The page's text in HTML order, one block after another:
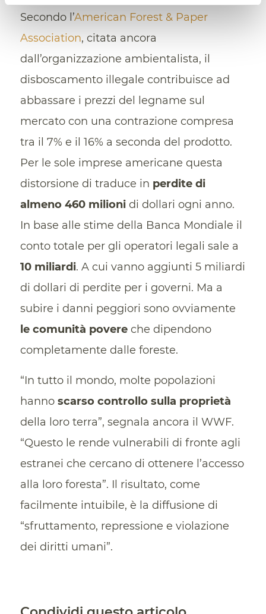
Secondo l’American Forest & Paper
Association, citata ancora
dall’organizzazione ambientalista, il
disboscamento illegale contribuisce ad
abbassare i prezzi del legname sul
mercato con una contrazione compresa
tra il 7% e il 16% a seconda del prodotto.
Per le sole imprese americane questa
distorsione di traduce in perdite di
almeno 460 milionidi dollari ogni anno.
In base alle stime della Banca Mondiale il
conto totale per gli operatori legali sale a
10 miliardi. A cui vanno aggiunti 5 miliardi
di dollari di perdite per i governi. Ma a
subire i danni peggiori sono ovviamente
le comunità povereche dipendono
completamente dalle foreste.
“In tutto il mondo, molte popolazioni
hannoscarso controllo sulla proprietà
della loro terra”, segnala ancora il WWF.
“Questo le rende vulnerabili di fronte agli
estranei che cercano di ottenere l’accesso
alla loro foresta”. Il risultato, come
facilmente intuibile, è la diffusione di
“sfruttamento, repressione e violazione
dei diritti umani”.